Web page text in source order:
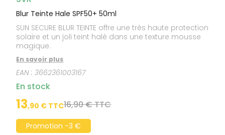
Blur Teinte Hale SPF50+ 50ml
SUN SECURE BLUR TEINTE offre une très haute protection
solaire et un joli teint halé dans une texture mousse
magique.
En savoir plus
EAN :3662361003167
En stock
13,90 € TTC16,90 € TTC
Promotion -3 €